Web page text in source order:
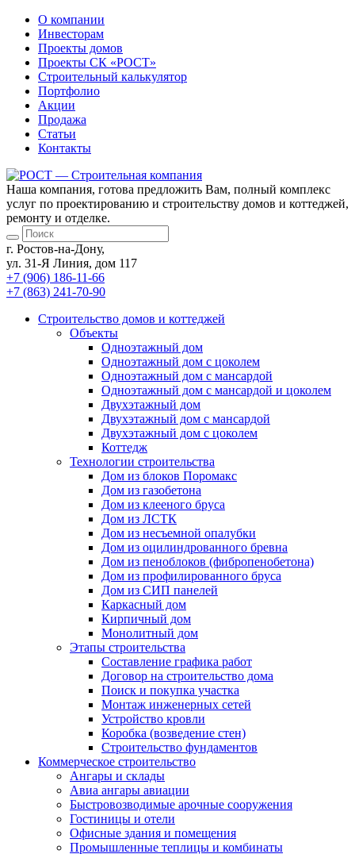
О компании
Инвесторам
Проекты домов
Проекты СК «РОСТ»
Строительный калькулятор
Портфолио
Акции
Продажа
Статьи
Контакты
Наша компания, готова предложить Вам, полный комплекс
услуг по проектированию и строительству домов и коттеджей,
ремонту и отделке.
г. Ростов-на-Дону,
ул. 31-Я Линия, дом 117
+7 (906) 186-11-66
+7 (863) 241-70-90
Cтроительство домов и коттеджей
Объекты
Одноэтажный дом
Одноэтажный дом с цоколем
Одноэтажный дом с мансардой
Одноэтажный дом с мансардой и цоколем
Двухэтажный дом
Двухэтажный дом с мансардой
Двухэтажный дом с цоколем
Коттедж
Технологии строительства
Дом из блоков Поромакс
Дом из газобетона
Дом из клееного бруса
Дом из ЛСТК
Дом из несъемной опалубки
Дом из оцилиндрованного бревна
Дом из пеноблоков (фибропенобетона)
Дом из профилированного бруса
Дом из СИП панелей
Каркасный дом
Кирпичный дом
Монолитный дом
Этапы строительства
Составление графика работ
Договор на строительство дома
Поиск и покупка участка
Монтаж инженерных сетей
Устройство кровли
Коробка (возведение стен)
Строительство фундаментов
Коммерческое строительство
Ангары и склады
Авиа ангары авиации
Быстровозводимые арочные сооружения
Гостиницы и отели
Офисные здания и помещения
Промышленные теплицы и комбинаты